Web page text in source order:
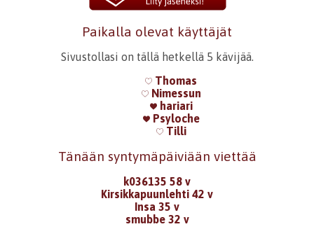
Paikalla olevat käyttäjät
Sivustollasi on tällä hetkellä 5 kävijää.
Thomas
Nimessun
hariari
Psyloche
Tilli
Tänään syntymäpäiviään viettää
k036135 58 v
Kirsikkapuunlehti 42 v
Insa 35 v
smubbe 32 v